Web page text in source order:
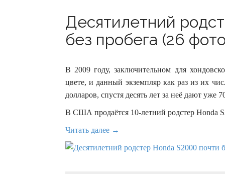
Десятилетний
без пробега (26
В 2009 году, заключительном для
цвете, и данный экземпляр как раз из их
долларов, спустя десять лет за неё дают уже
В США продаётся 10-летний родстер Honda
Читать далее →